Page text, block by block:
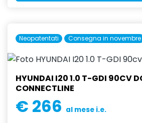
Neopatentati Consegna in novembre
HYUNDAI I20 1.0 T-GDI 90CV
CONNECTLINE
€ 266 al mese i.e.